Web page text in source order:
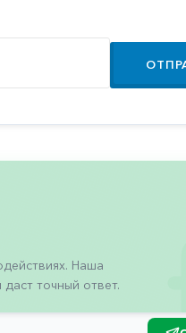
Наша
точный ответ.